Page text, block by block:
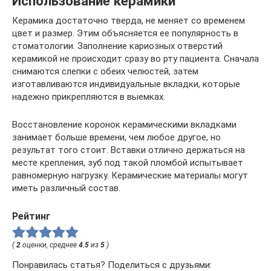
Керамика достаточно тверда, не меняет со временем
цвет и размер. Этим объясняется ее популярность в
стоматологии. Заполнение кариозных отверстий
керамикой не происходит сразу во рту пациента. Сначала
снимаются слепки с обеих челюстей, затем
изготавливаются индивидуальные вкладки, которые
надежно прикрепляются в выемках.
Восстановление коронок керамическими вкладками
занимает больше времени, чем любое другое, но
результат того стоит. Вставки отлично держаться на
месте крепления, зуб под такой пломбой испытывает
равномерную нагрузку. Керамические материалы могут
иметь различный состав.
Рейтинг
( 2 оценки, среднее 4.5 из 5 )
Понравилась статья? Поделиться с друзьями: